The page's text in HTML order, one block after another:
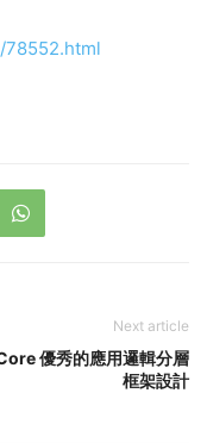
Next article
優秀的應用邏輯分層
框架設計